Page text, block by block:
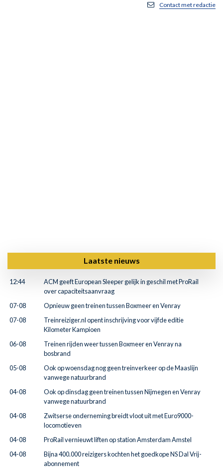
Contact met redactie
Laatste nieuws
12:44
ACM geeft European Sleeper gelijk in geschil met ProRail
over capaciteitsaanvraag
07-08
Opnieuw geen treinen tussen Boxmeer en Venray
07-08
Treinreiziger.nl opent inschrijving voor vijfde editie
Kilometer Kampioen
06-08
Treinen rijden weer tussen Boxmeer en Venray na
bosbrand
05-08
Ook op woensdag nog geen treinverkeer op de Maaslijn
vanwege natuurbrand
04-08
Ook op dinsdag geen treinen tussen Nijmegen en Venray
vanwege natuurbrand
04-08
Zwitserse onderneming breidt vloot uit met Euro9000-
locomotieven
04-08
ProRail vernieuwt liften op station Amsterdam Amstel
04-08
Bijna 400.000 reizigers kochten het goedkope NS Dal Vrij-
abonnement